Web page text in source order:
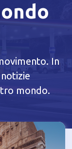
In
mondo.